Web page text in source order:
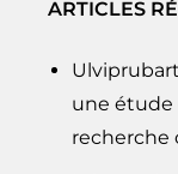
ARTICLES
une étude
recherche